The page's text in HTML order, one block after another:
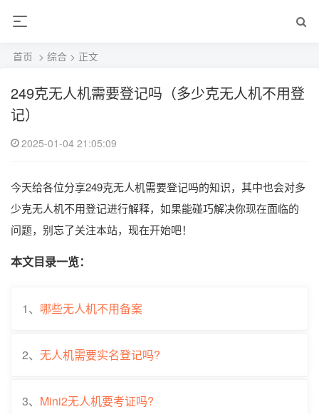
首页 > 综合 > 正文
249克无人机需要登记吗（多少克无人机不用登
记）
2025-01-04 21:05:09
今天给各位分享249克无人机需要登记吗的知识，其中也会对多
少克无人机不用登记进行解释，如果能碰巧解决你现在面临的
问题，别忘了关注本站，现在开始吧！
本文目录一览：
1、 哪些无人机不用备案
2、 无人机需要实名登记吗?
3、 Mini2无人机要考证吗?